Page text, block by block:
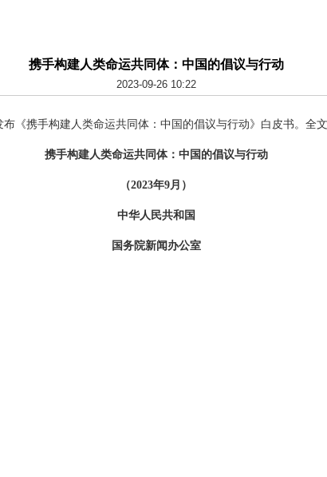
携手构建人类命运共同体：中国的倡议与行动
2023-09-26 10:22
布《携手构建人类命运共同体：中国的倡议与行动》白皮书。全
携手构建人类命运共同体：中国的倡议与行动
（2023年9月）
中华人民共和国
国务院新闻办公室